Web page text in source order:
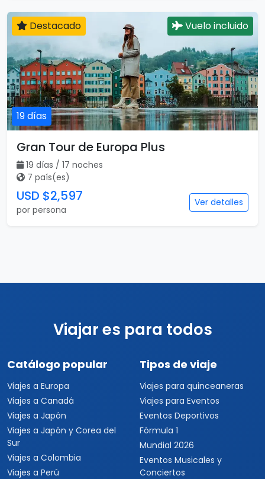
19 días
Destacado Vuelo incluido
Gran Tour de Europa Plus
19 días / 17 noches
7 país(es)
USD $2,597
por persona
Ver detalles
Viajar es para todos
Catálogo popular
Viajes a Europa
Viajes a Canadá
Viajes a Japón
Viajes a Japón y Corea del
Sur
Viajes a Colombia
Viajes a Perú
Tipos de viaje
Viajes para quinceaneras
Viajes para Eventos
Eventos Deportivos
Fórmula 1
Mundial 2026
Eventos Musicales y
Conciertos